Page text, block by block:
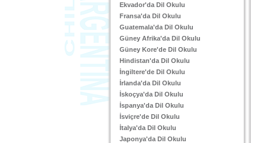
Ekvador'da Dil Okulu
Fransa'da Dil Okulu
Guatemala'da Dil Okulu
Güney Afrika'da Dil Okulu
Güney Kore'de Dil Okulu
Hindistan'da Dil Okulu
İngiltere'de Dil Okulu
İrlanda'da Dil Okulu
İskoçya'da Dil Okulu
İspanya'da Dil Okulu
İsviçre'de Dil Okulu
İtalya'da Dil Okulu
Japonya'da Dil Okulu